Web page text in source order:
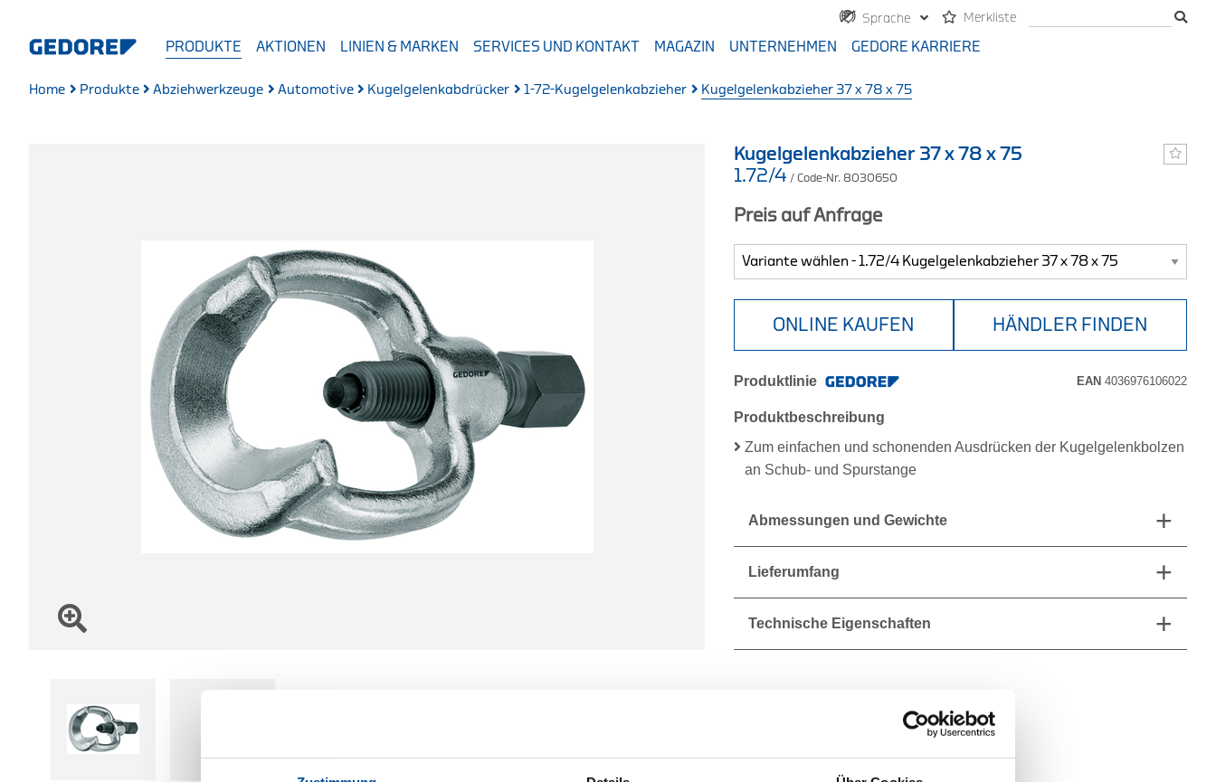
Sprache Merkliste
PRODUKTE AKTIONEN LINIEN & MARKEN SERVICES UND KONTAKT MAGAZIN UNTERNEHMEN GEDORE KARRIERE
Home Produkte Abziehwerkzeuge Automotive Kugelgelenkabdrücker 1-72-Kugelgelenkabzieher Kugelgelenkabzieher 37 x 78 x 75
Kugelgelenkabzieher 37 x 78 x 75
1.72/4 / Code-Nr. 8030650
Preis auf Anfrage
ONLINE KAUFEN HÄNDLER FINDEN
Produktlinie EAN 4036976106022
Produktbeschreibung
Zum einfachen und schonenden Ausdrücken der Kugelgelenkbolzen
an Schub- und Spurstange
Abmessungen und Gewichte
Lieferumfang
Technische Eigenschaften